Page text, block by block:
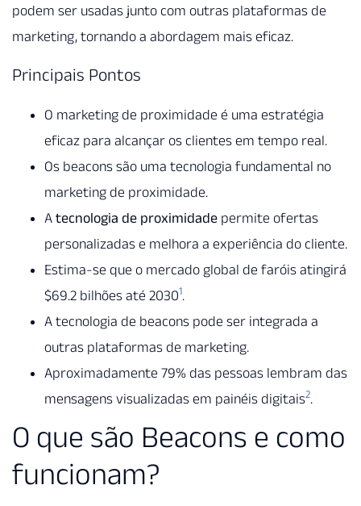
podem ser usadas junto com outras plataformas de
marketing, tornando a abordagem mais eficaz.
Principais Pontos
O marketing de proximidade é uma estratégia
eficaz para alcançar os clientes em tempo real.
Os beacons são uma tecnologia fundamental no
marketing de proximidade.
A tecnologia de proximidade permite ofertas
personalizadas e melhora a experiência do cliente.
Estima-se que o mercado global de faróis atingirá
$69.2 bilhões até 20301.
A tecnologia de beacons pode ser integrada a
outras plataformas de marketing.
Aproximadamente 79% das pessoas lembram das
mensagens visualizadas em painéis digitais2.
O que são Beacons e como
funcionam?